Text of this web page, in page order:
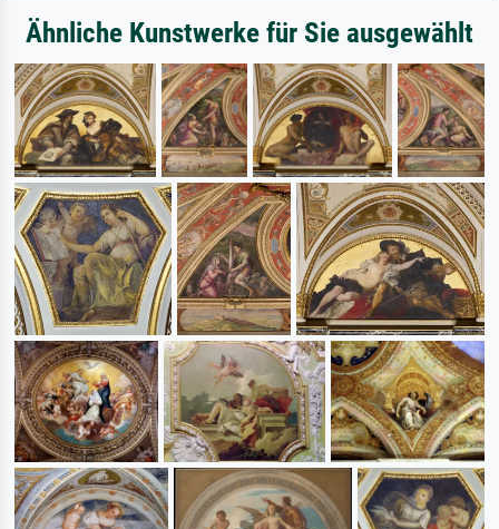
Ähnliche Kunstwerke für Sie ausgewählt